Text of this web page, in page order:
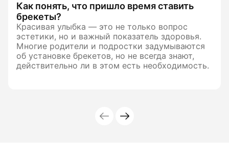
Как понять, что пришло время ставить
брекеты?
Красивая улыбка — это не только вопрос
эстетики, но и важный показатель здоровья.
Многие родители и подростки задумываются
об установке брекетов, но не всегда знают,
действительно ли в этом есть необходимость.